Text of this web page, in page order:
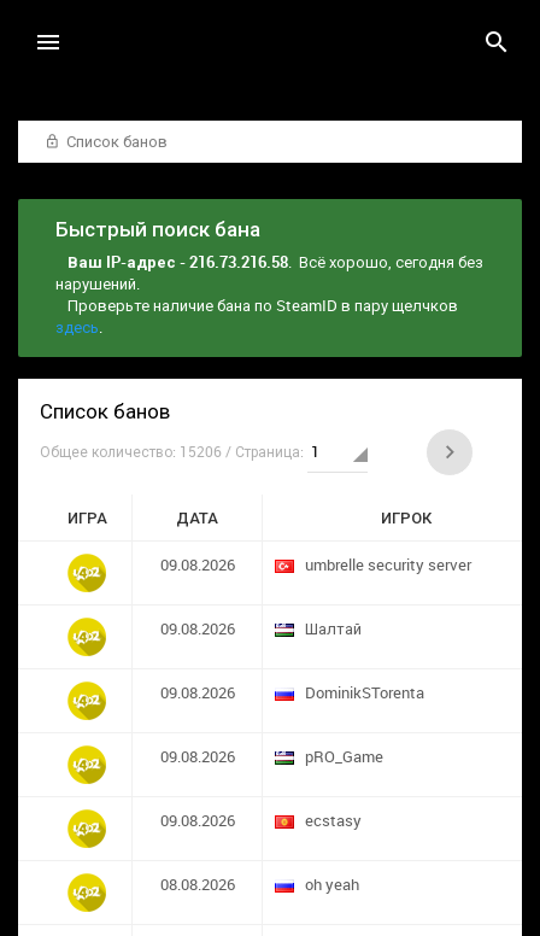
Список банов
Быстрый поиск бана
Ваш IP-адрес - 216.73.216.58. Всё хорошо, сегодня без
нарушений.
Проверьте наличие бана по SteamID в пару щелчков
здесь.
Список банов
Общее количество: 15206 / Страница:
ИГРА ДАТА ИГРОК
09.08.2026 umbrelle security server
09.08.2026 Шалтай
09.08.2026 DominikSTorenta
09.08.2026 pRO_Game
09.08.2026 ecstasy
08.08.2026 oh yeah